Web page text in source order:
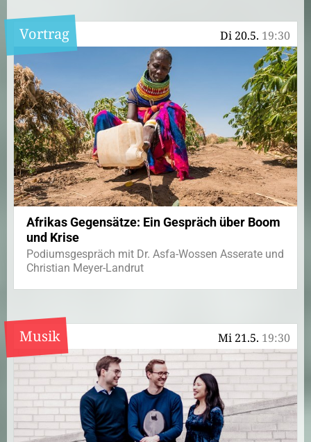
Di 20.5. 19:30
Vortrag
Afrikas Gegensätze: Ein Gespräch über Boom
und Krise
Podiumsgespräch mit Dr. Asfa-Wossen Asserate und
Christian Meyer-Landrut
Mi 21.5. 19:30
Musik